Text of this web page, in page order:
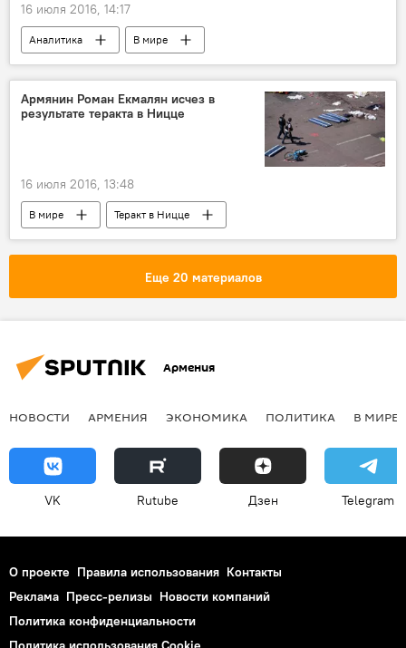
16 июля 2016, 14:17
Аналитика
В мире
Попытка военного переворота в Турции
Армянин Роман Екмалян исчез в
результате теракта в Ницце
16 июля 2016, 13:48
В мире Теракт в Ницце
Еще 20 материалов
Армения
НОВОСТИ АРМЕНИЯ ЭКОНОМИКА ПОЛИТИКА В МИРЕ
VK Rutube Дзен Telegram
О проекте Правила использования Контакты
Реклама Пресс-релизы Новости компаний
Политика конфиденциальности